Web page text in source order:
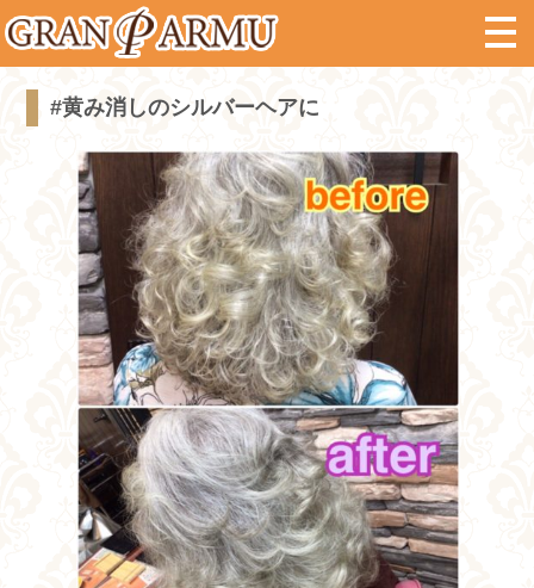
#黄み消しのシルバーヘアに